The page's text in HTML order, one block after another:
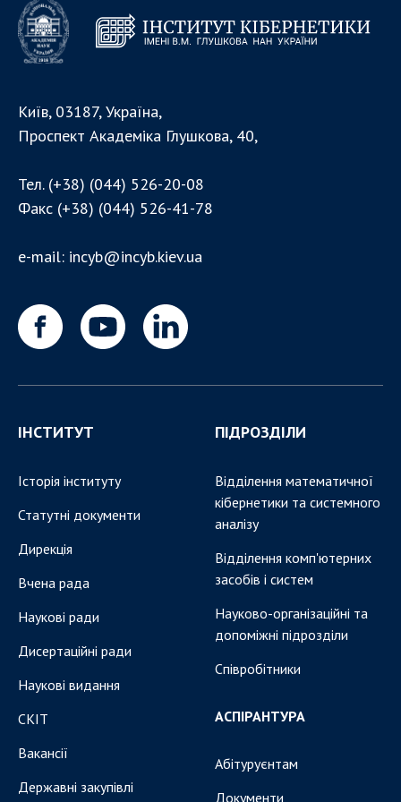
Напрямки дослідження
Проекти
Найважливіші результати
ПІДРОЗДІЛИ
системного аналізу
Відділення комп'ютерних засобів і систем
Співробітники
Абітуруєнтам
Документи
Аспірантура
Науково-методична рада
ЗАХОДИ
НОВИНИ
100-РІЧЧЯ ВІД ДНЯ НАРОДЖЕННЯ В.М.
Київ, 03187, Україна,
Проспект Академіка Глушкова, 40,
Тел. (+38) (044) 526-20-08
Факс (+38) (044) 526-41-78
e-mail: incyb@incyb.kiev.ua
ІНСТИТУТ
Історія інституту
Статутні документи
Дирекція
Вчена рада
Наукові ради
Дисертаційні ради
Наукові видання
СКІТ
Вакансії
Державні закупівлі
ПІДРОЗДІЛИ
Відділення математичної
кібернетики та системного
аналізу
Відділення комп'ютерних
засобів і систем
Науково-організаційні та
допоміжні підрозділи
Співробітники
АСПІРАНТУРА
Абітуруєнтам
Документи